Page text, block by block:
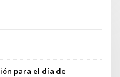
para el día de